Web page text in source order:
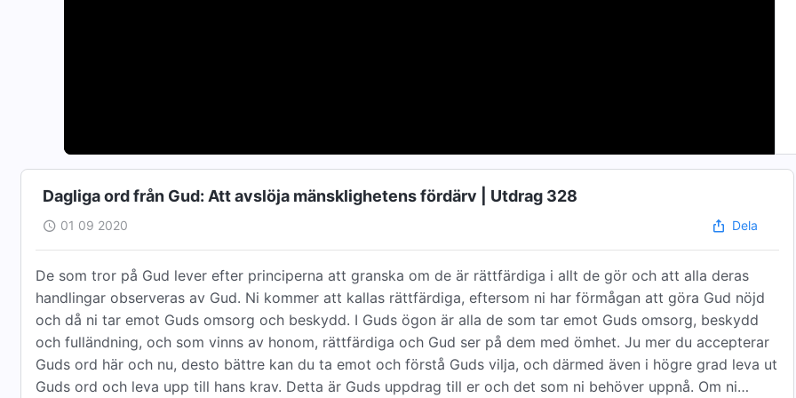
Dagliga ord från Gud: Att avslöja mänsklighetens fördärv | Utdrag 328
01 09 2020 Dela
De som tror på Gud lever efter principerna att granska om de är rättfärdiga i allt de gör och att alla deras
handlingar observeras av Gud. Ni kommer att kallas rättfärdiga, eftersom ni har förmågan att göra Gud nöjd
och då ni tar emot Guds omsorg och beskydd. I Guds ögon är alla de som tar emot Guds omsorg, beskydd
och fulländning, och som vinns av honom, rättfärdiga och Gud ser på dem med ömhet. Ju mer du accepterar
Guds ord här och nu, desto bättre kan du ta emot och förstå Guds vilja, och därmed även i högre grad leva ut
Guds ord och leva upp till hans krav. Detta är Guds uppdrag till er och det som ni behöver uppnå. Om ni